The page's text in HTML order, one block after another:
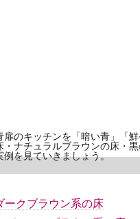
のキッチンを「暗い青」「
ナチュラルブラウンの床・
を見ていきましょう。
ークブラウン系の床